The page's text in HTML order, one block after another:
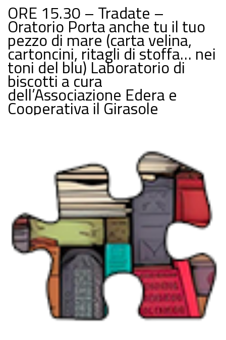
ORE 15.30 – Tradate –
Oratorio Porta anche tu il tuo
pezzo di mare (carta velina,
cartoncini, ritagli di stoffa… nei
toni del blu) Laboratorio di
biscotti a cura
dell’Associazione Edera e
Cooperativa il Girasole